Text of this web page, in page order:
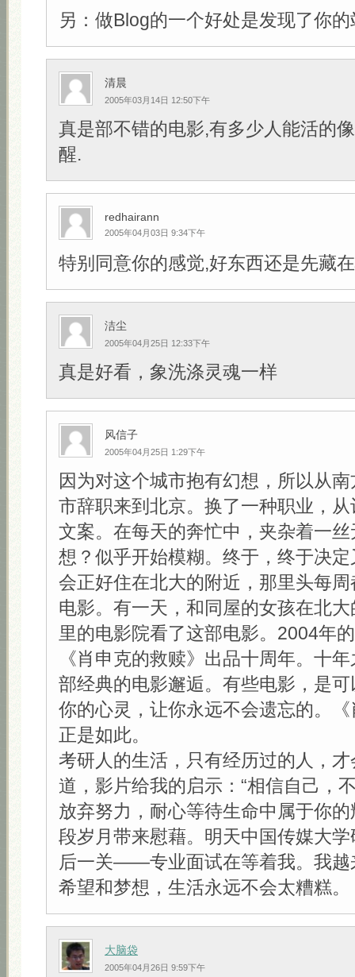
另：做Blog的一个好处是发现了你的
清晨
2005年03月14日 12:50下午
真是部不错的电影,有多少人能活的
醒.
redhairann
2005年04月03日 9:34下午
特别同意你的感觉,好东西还是先藏
洁尘
2005年04月25日 12:33下午
真是好看，象洗涤灵魂一样
风信子
2005年04月25日 1:29下午
因为对这个城市抱有幻想，所以从
市辞职来到北京。换了一种职业，
文案。在每天的奔忙中，夹杂着一
想？似乎开始模糊。终于，终于决
会正好住在北大的附近，那里头每
电影。有一天，和同屋的女孩在北
里的电影院看了这部电影。2004年
《肖申克的救赎》出品十周年。十
部经典的电影邂逅。有些电影，是
你的心灵，让你永远不会遗忘的。
正是如此。
考研人的生活，只有经历过的人，
道，影片给我的启示：“相信自己，
放弃努力，耐心等待生命中属于你的
段岁月带来慰藉。明天中国传媒大
后一关——专业面试在等着我。我越
希望和梦想，生活永远不会太糟糕。
大脑袋
2005年04月26日 9:59下午